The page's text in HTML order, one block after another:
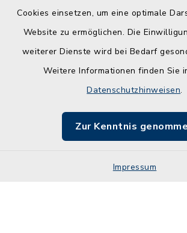
Cookies einsetzen, um eine optimale
Website zu ermöglichen. Die
weiterer Dienste wird bei Bedarf
Weitere Informationen finden Sie
Datenschutzhinweisen.
Zur Kenntnis
Impressum
Kontakt
Leichte Sprache
Impressum
Sitemap